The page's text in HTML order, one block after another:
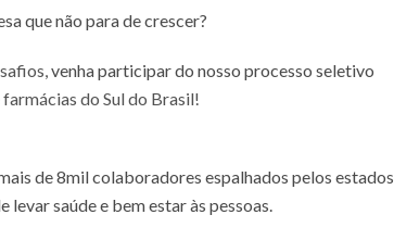
que não para de crescer?
venha participar do nosso processo seletivo
do Sul do Brasil!
de 8mil colaboradores espalhados pelos estados
levar saúde e bem estar às pessoas.